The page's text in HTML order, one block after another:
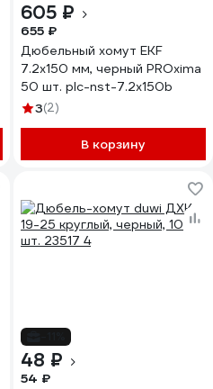
605 ₽
655 ₽
Дюбельный хомут EKF
7.2x150 мм, черный PROxima
50 шт. plc-nst-7.2x150b
3(2)
В корзину
48 ₽
54 ₽